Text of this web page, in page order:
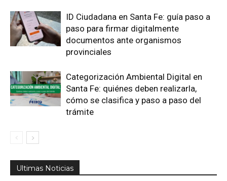
ID Ciudadana en Santa Fe: guía paso a
paso para firmar digitalmente
documentos ante organismos
provinciales
Categorización Ambiental Digital en
Santa Fe: quiénes deben realizarla,
cómo se clasifica y paso a paso del
trámite
Ultimas Noticias